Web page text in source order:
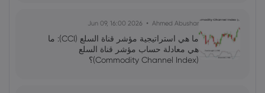
Ahmed Abushar
2026 Jun 09, 16:00
ما هي استراتيجية مؤشر قناة السلع (CCI): ما
هي معادلة حساب مؤشر قناة السلع
(Commodity Channel Index)؟